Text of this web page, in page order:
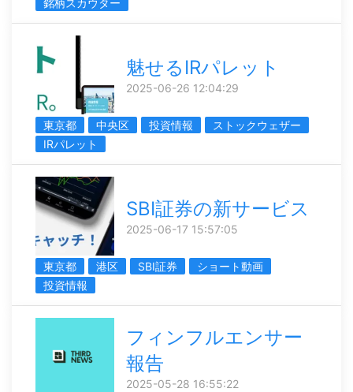
魅せるIRパレット
2025-06-26 12:04:29
東京都 中央区 投資情報
ストックウェザー
IRパレット
SBI証券の新サービス
2025-06-17 15:57:05
東京都 港区 SBI証券
ショート動画
投資情報
フィンフルエンサー
報告
2025-05-28 16:55:22